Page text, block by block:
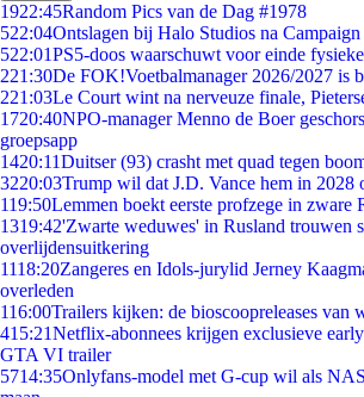
1922:45Random Pics van de Dag #1978
522:04Ontslagen bij Halo Studios na
522:01PS5-doos waarschuwt voor einde
221:30De FOK!Voetbalmanager 2026/2027 is
221:03Le Court wint na nerveuze finale,
1720:40NPO-manager Menno de Boer
groepsapp
1420:11Duitser (93) crasht met quad tegen
3220:03Trump wil dat J.D. Vance hem in 2028
119:50Lemmen boekt eerste profzege in zware
1319:42'Zwarte weduwes' in Rusland trouwen
overlijdensuitkering
1118:20Zangeres en Idols-jurylid Jerney
overleden
116:00Trailers kijken: de bioscoopreleases van
415:21Netflix-abonnees krijgen exclusieve
GTA VI trailer
5714:35Onlyfans-model met G-cup wil als